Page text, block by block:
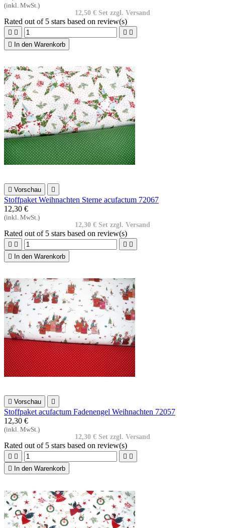
(inkl. MwSt.)
12,50 € Set zzgl. Versand
Rated out of 5 stars based on review(s)
   
 In den Warenkorb
 Vorschau 
Stoffpaket Weihnachten Sterne acufactum 72067
12,30 €
(inkl. MwSt.)
12,30 € Set zzgl. Versand
Rated out of 5 stars based on review(s)
   
 In den Warenkorb
 Vorschau 
Stoffpaket acufactum Fadenengel Weihnachten 72057
12,30 €
(inkl. MwSt.)
12,30 € Set zzgl. Versand
Rated out of 5 stars based on review(s)
   
 In den Warenkorb